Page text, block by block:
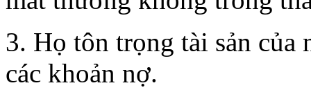
3. Họ tôn trọng tài sản
các khoản nợ.